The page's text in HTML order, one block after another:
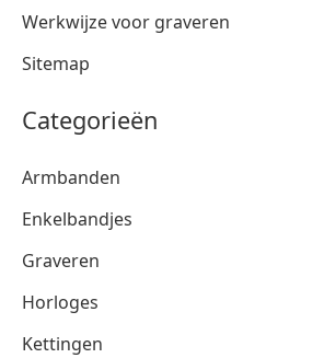
Werkwijze voor graveren
Sitemap
Categorieën
Armbanden
Enkelbandjes
Graveren
Horloges
Kettingen